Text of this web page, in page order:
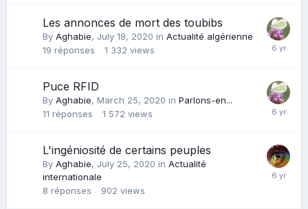
Les annonces de mort des toubibs
By Aghabie, July 18, 2020 in Actualité algérienne
19 réponses 1 332 views
Puce RFID
By Aghabie, March 25, 2020 in Parlons-en...
11 réponses 1 572 views
L'ingéniosité de certains peuples
By Aghabie, July 25, 2020 in Actualité
internationale
8 réponses 902 views